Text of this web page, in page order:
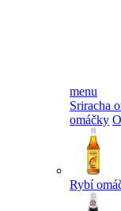
menu
Sriracha
omáčky
Rybí